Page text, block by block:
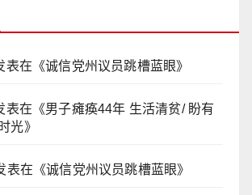
表在《诚信党州议员跳槽蓝眼》
表在《男子瘫痪44年 生活清贫/ 盼有
光》
表在《诚信党州议员跳槽蓝眼》